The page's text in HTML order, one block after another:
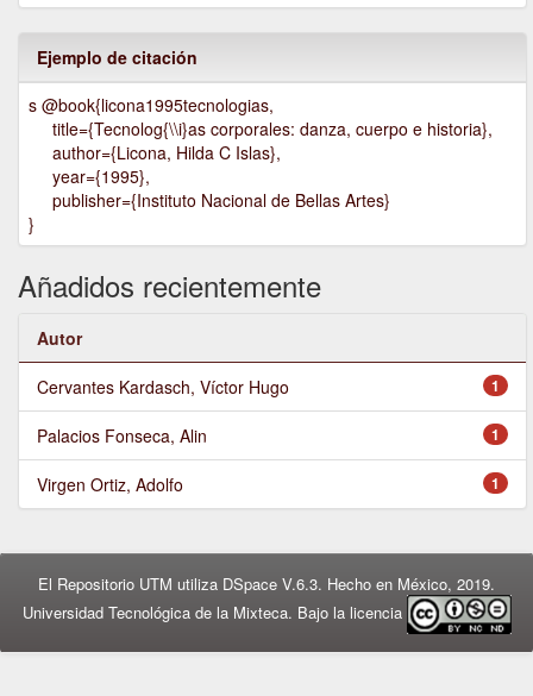
Ejemplo de citación
s @book{licona1995tecnologias,
title={Tecnolog{\\i}as corporales: danza, cuerpo e historia},
author={Licona, Hilda C Islas},
year={1995},
publisher={Instituto Nacional de Bellas Artes}
}
Añadidos recientemente
Autor
1
Cervantes Kardasch, Víctor Hugo
1
Palacios Fonseca, Alin
1
Virgen Ortiz, Adolfo
El Repositorio UTM utiliza DSpace V.6.3. Hecho en México, 2019.
Universidad Tecnológica de la Mixteca. Bajo la licencia